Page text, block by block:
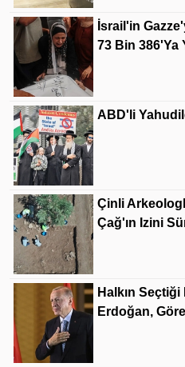
İsrail'in
73 Bin 386'ya
ABD'li
Çinli
Çağ'ın Izini
Halkın
Erdoğan,